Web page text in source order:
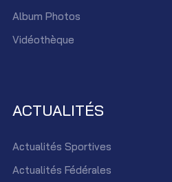
Album Photos
Vidéothèque
ACTUALITÉS
Actualités Sportives
Actualités Fédérales